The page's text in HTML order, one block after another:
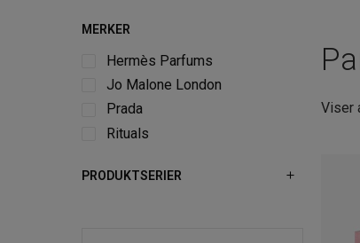
Viser
MERKER
Hermès Parfums
Jo Malone London
Prada
Rituals
PRODUKTSERIER